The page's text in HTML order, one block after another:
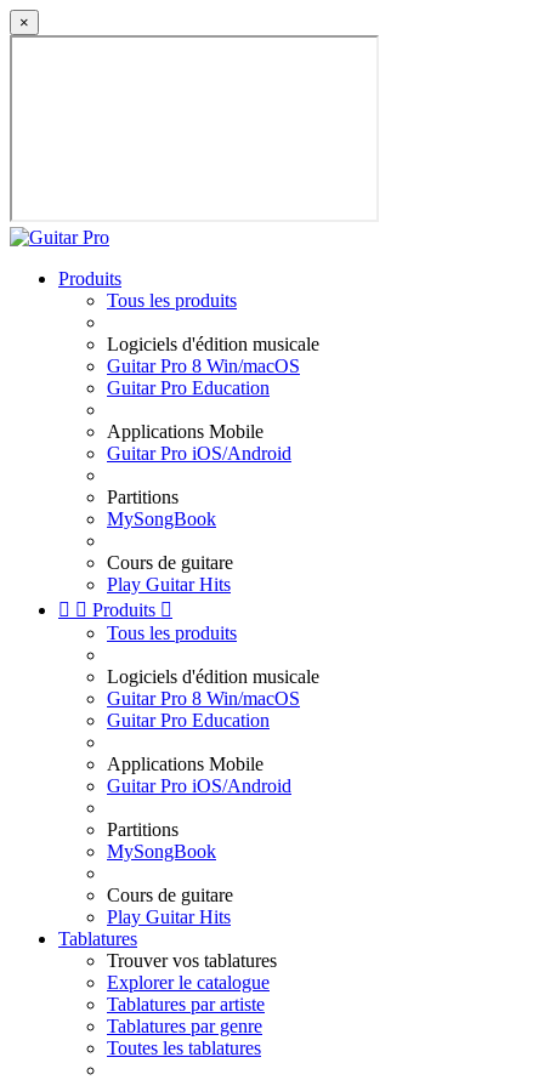
×
Produits
Tous les produits
Logiciels d'édition musicale
Guitar Pro 8 Win/macOS
Guitar Pro Education
Applications Mobile
Guitar Pro iOS/Android
Partitions
MySongBook
Cours de guitare
Play Guitar Hits
  Produits 
Tous les produits
Logiciels d'édition musicale
Guitar Pro 8 Win/macOS
Guitar Pro Education
Applications Mobile
Guitar Pro iOS/Android
Partitions
MySongBook
Cours de guitare
Play Guitar Hits
Tablatures
Trouver vos tablatures
Explorer le catalogue
Tablatures par artiste
Tablatures par genre
Toutes les tablatures